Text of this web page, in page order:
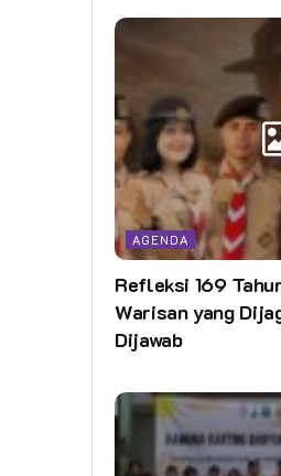
AGENDA
Refleksi 169
Warisan yang
Dijawab